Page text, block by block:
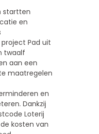
startten
en
Pad uit
twaalf
aan een
maatregelen
en
Dankzij
Loterij
kosten van